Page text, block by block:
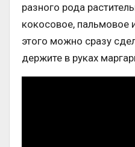
разного рода
кокосовое, пальмовое
этого можно сразу
держите в руках